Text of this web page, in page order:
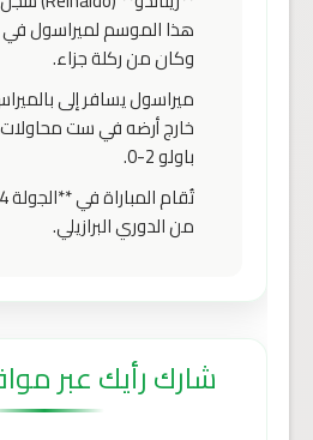
هذا الموسم لميراسول في
وكان من ركلة جزاء.
ميراسول يسافر إلى
خارج أرضه في ست
باولو 2-0.
من الدوري البرازيلي.
شارك رأيك عبر